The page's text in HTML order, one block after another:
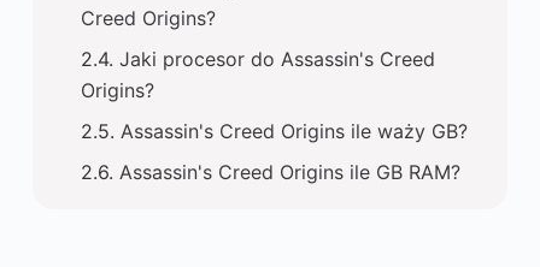
Creed Origins?
Jaki procesor do Assassin's Creed
Origins?
Assassin's Creed Origins ile waży GB?
Assassin's Creed Origins ile GB RAM?